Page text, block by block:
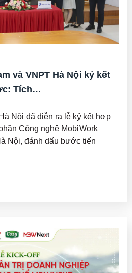
và VNPT Hà Nội ký kết
Tích…
Nội đã diễn ra lễ ký kết hợp
Công nghệ MobiWork
Nội, đánh dấu bước tiến